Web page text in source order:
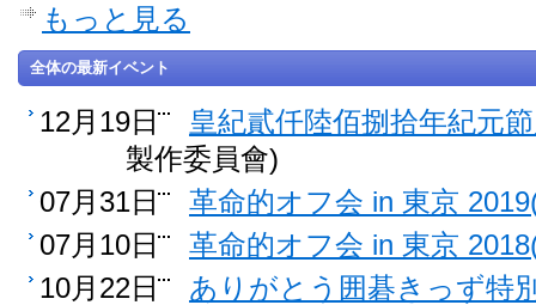
もっと見る
全体の最新イベント
12月19日
皇紀貳仟陸佰捌拾年紀元
製作委員會)
07月31日
革命的オフ会 in 東京
07月10日
革命的オフ会 in 東京
10月22日
ありがとう囲碁きっず特